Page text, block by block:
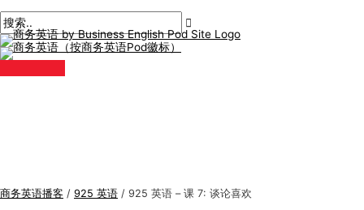
至
内
容
菜
商务英语播客 / 925 英语 / 925 英语 – 课 7: 谈论喜欢
子
导
航
此
输
入。.
名
*
子
邮
件
*
商
务
英
语
搜
索
: